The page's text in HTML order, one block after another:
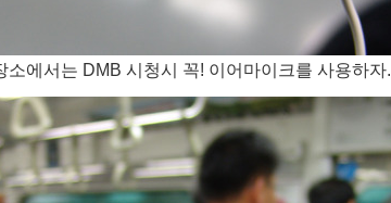
소에서는 DMB 시청시 꼭! 이어마이크를 사용하자.